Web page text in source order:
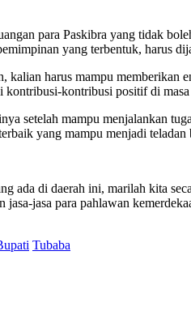
para Paskibra yang tidak
yang terbentuk, harus
kalian harus mampu memberikan
kontribusi-kontribusi positif di
setelah mampu menjalankan
yang mampu menjadi
ada di daerah ini, marilah kita
jasa para pahlawan
Tubaba